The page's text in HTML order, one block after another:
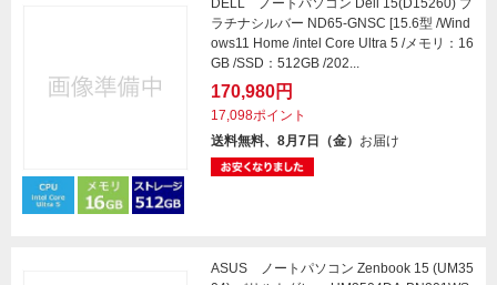
ラチナシルバー ND65-GNSC [15.6型 /Wind
ows11 Home /intel Core Ultra 5 /メモリ：16
GB /SSD：512GB /202...
170,980円
17,098ポイント
送料無料、8月7日（金） お届け
ASUS ノートパソコン Zenbook 15 (UM35